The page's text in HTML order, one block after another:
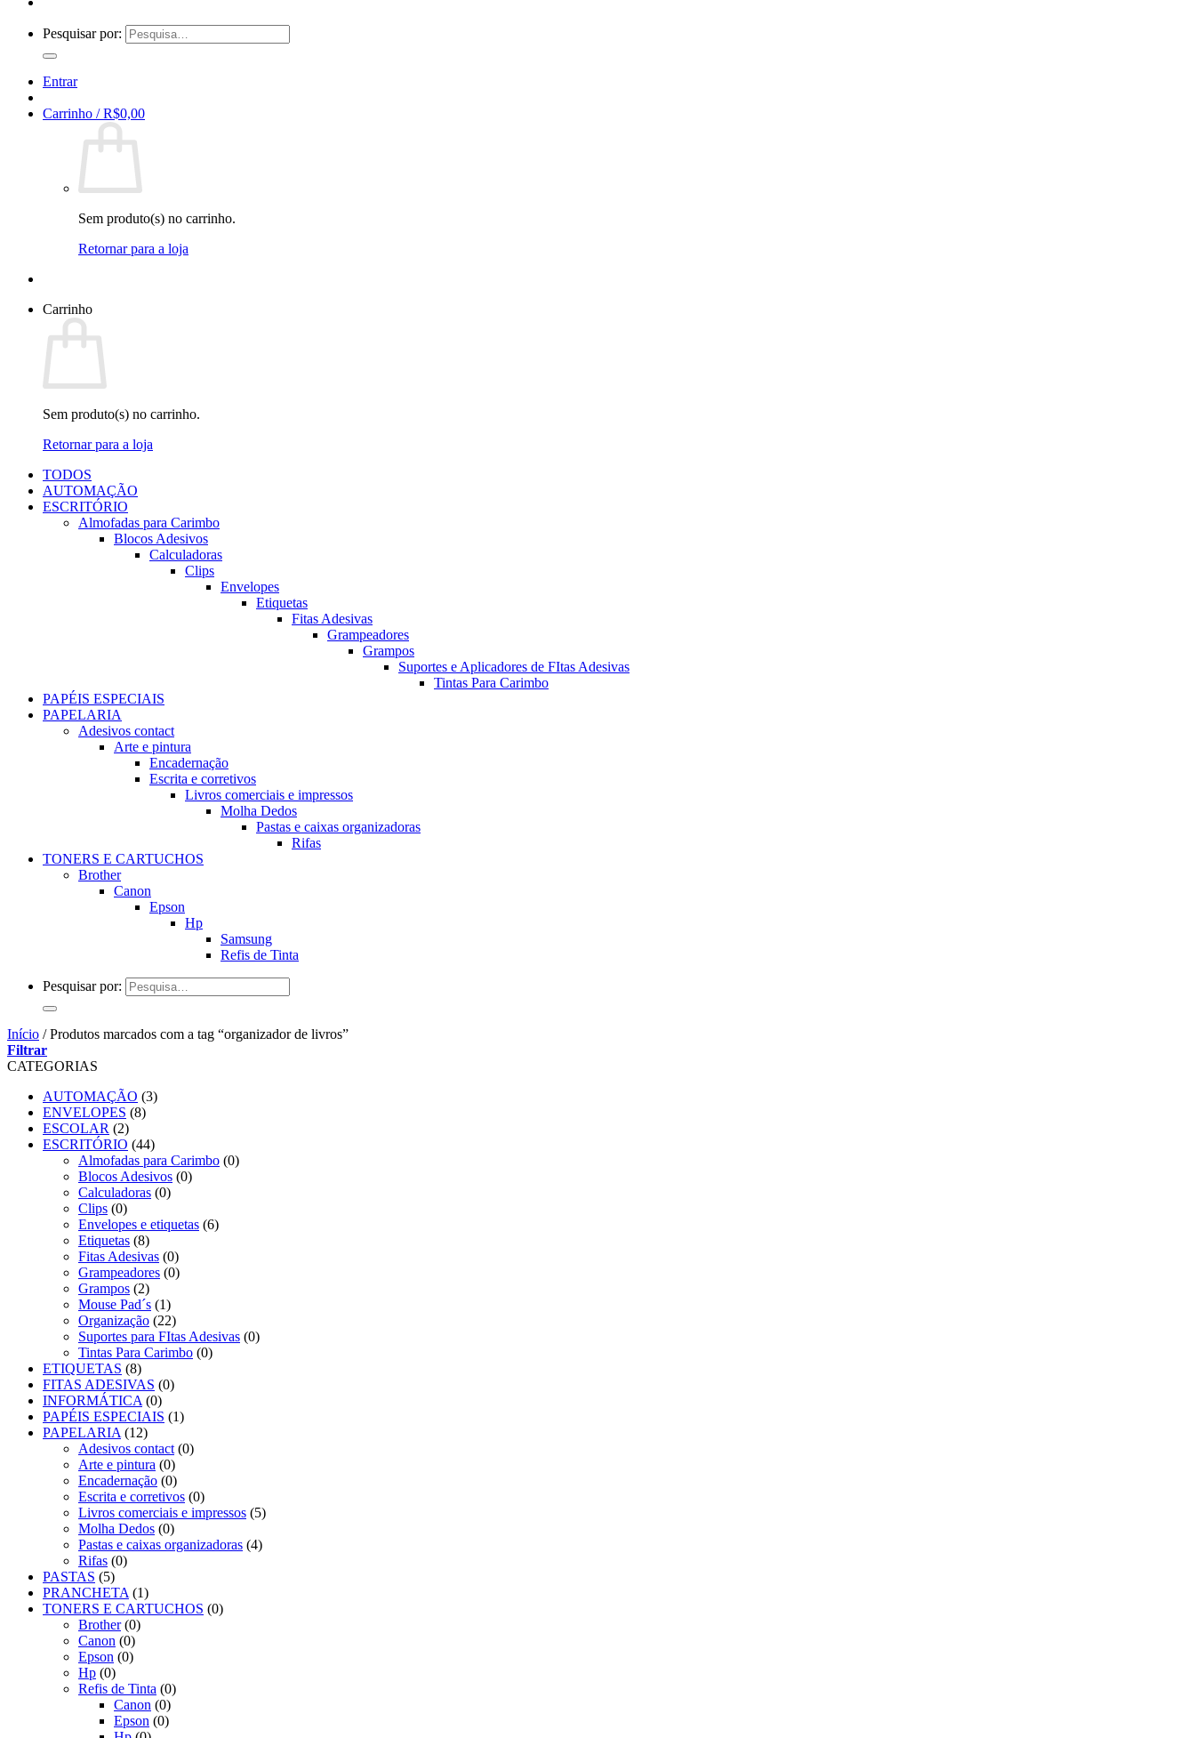
Pesquisar por:
Entrar
Carrinho /R$0,00
Sem produto(s) no carrinho.
Retornar para a loja
Carrinho
Sem produto(s) no carrinho.
Retornar para a loja
TODOS
AUTOMAÇÃO
ESCRITÓRIO
Almofadas para Carimbo
Blocos Adesivos
Calculadoras
Clips
Envelopes
Etiquetas
Fitas Adesivas
Grampeadores
Grampos
Suportes e Aplicadores de FItas Adesivas
Tintas Para Carimbo
PAPÉIS ESPECIAIS
PAPELARIA
Adesivos contact
Arte e pintura
Encadernação
Escrita e corretivos
Livros comerciais e impressos
Molha Dedos
Pastas e caixas organizadoras
Rifas
TONERS E CARTUCHOS
Brother
Canon
Epson
Hp
Samsung
Refis de Tinta
Pesquisar por:
Início /Produtos marcados com a tag “organizador de livros”
Filtrar
CATEGORIAS
AUTOMAÇÃO (3)
ENVELOPES (8)
ESCOLAR (2)
ESCRITÓRIO (44)
Almofadas para Carimbo (0)
Blocos Adesivos (0)
Calculadoras (0)
Clips (0)
Envelopes e etiquetas (6)
Etiquetas (8)
Fitas Adesivas (0)
Grampeadores (0)
Grampos (2)
Mouse Pad´s (1)
Organização (22)
Suportes para FItas Adesivas (0)
Tintas Para Carimbo (0)
ETIQUETAS (8)
FITAS ADESIVAS (0)
INFORMÁTICA (0)
PAPÉIS ESPECIAIS (1)
PAPELARIA (12)
Adesivos contact (0)
Arte e pintura (0)
Encadernação (0)
Escrita e corretivos (0)
Livros comerciais e impressos (5)
Molha Dedos (0)
Pastas e caixas organizadoras (4)
Rifas (0)
PASTAS (5)
PRANCHETA (1)
TONERS E CARTUCHOS (0)
Brother (0)
Canon (0)
Epson (0)
Hp (0)
Refis de Tinta (0)
Canon (0)
Epson (0)